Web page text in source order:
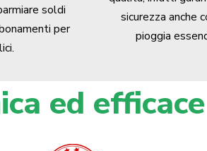
soldi
per
sicurezza anche
pioggia
ed efficace